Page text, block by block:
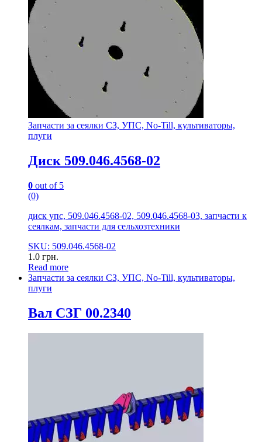
Запчасти за сеялки СЗ, УПС, No-Till, культиваторы,
плуги
Диск 509.046.4568-02
0 out of 5
(0)
диск упс, 509.046.4568-02, 509.046.4568-03, запчасти к
сеялкам, запчасти для сельхозтехники
SKU: 509.046.4568-02
1.0 грн.
Read more
Запчасти за сеялки СЗ, УПС, No-Till, культиваторы,
плуги
Вал СЗГ 00.2340